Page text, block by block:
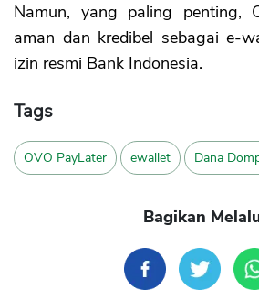
Namun, yang paling penting,
aman dan kredibel sebagai e-
izin resmi Bank Indonesia.
Tags
OVO PayLater ewallet Dana
Bagikan